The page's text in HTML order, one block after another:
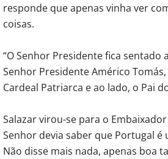
responde que apenas vinha ver
coisas.
“O Senhor Presidente fica sentado
Senhor Presidente Américo Tomás,
Cardeal Patriarca e ao lado, o Pai
Salazar virou-se para o Embaixador
Senhor devia saber que Portugal é
Não disse mais nada, apenas boa